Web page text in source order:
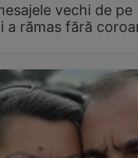
vechi de pe
a rămas fără